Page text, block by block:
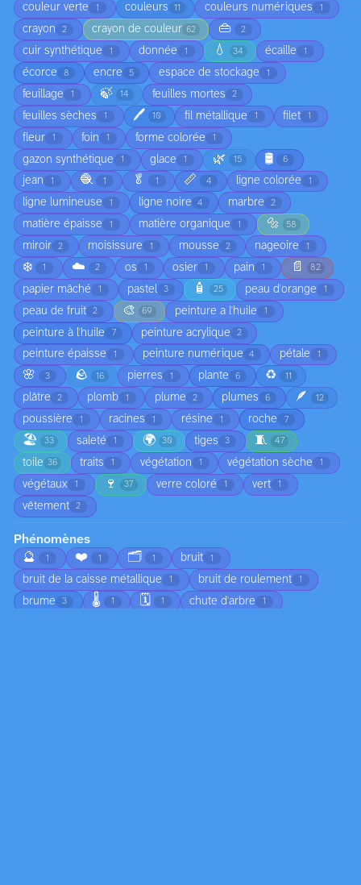
couleur verte 1 couleurs 11 couleurs numériques 1
crayon 2 crayon de couleur 62 👜 2
cuir synthétique 1 donnée 1 💧 34 écaille 1
écorce 8 encre 5 espace de stockage 1
feuillage 1 🍃 14 feuilles mortes 2
feuilles sèches 1 🖊️ 10 fil métallique 1 filet 1
fleur 1 foin 1 forme colorée 1
gazon synthétique 1 glace 1 🌿 15 🛢️ 6
jean 1 🧶 1 🥬 1 📏 4 ligne colorée 1
ligne lumineuse 1 ligne noire 4 marbre 2
matière épaisse 1 matière organique 1 🔩 58
miroir 2 moisissure 1 mousse 2 nageoire 1
❄️ 1 ☁️ 2 os 1 osier 1 pain 1 📄 82
papier mâché 1 pastel 3 🧴 25 peau d'orange 1
peau de fruit 2 🎨 69 peinture a l'huile 1
peinture à l'huile 7 peinture acrylique 2
peinture épaisse 1 peinture numérique 4 pétale 1
🌸 3 🪨 16 pierres 1 plante 6 ♻️ 11
plâtre 2 plomb 1 plume 2 plumes 6 🪶 12
poussière 1 racines 1 résine 1 roche 7
🏖️ 33 saleté 1 🌍 30 tiges 3 🧵 47
toile 36 traits 1 végétation 1 végétation sèche 1
végétaux 1 🍷 37 verre coloré 1 vert 1
vêtement 2
Phénomènes
🔮
1 ❤️ 1 🗂️ 1 bruit 1
bruit de la caisse métallique 1 bruit de roulement 1
brume 3 🌡️ 1 🗓️ 1 chute d'arbre 1